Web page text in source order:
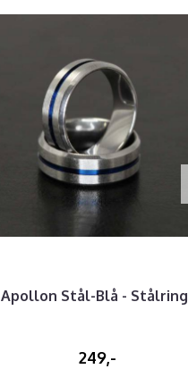
Apollon Stål-Blå - Stålring
249,-